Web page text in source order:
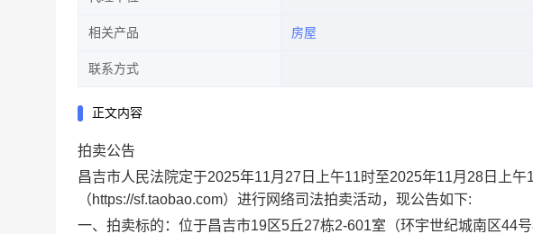
相关产品 房屋
联系方式
正文内容
拍卖公告
昌吉市人民法院定于2025年11月 27 日上午11时至2025年11月 28 日上午
（https://sf.taobao.com）进行网络司法拍卖活动，现公告如下:
一、 拍卖标的：位于昌吉市19区5 丘27栋2-601室（环宇世纪城南 区44